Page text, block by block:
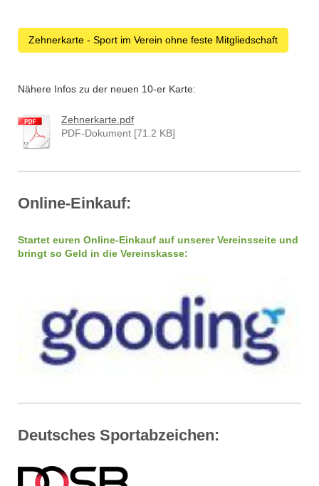
Zehnerkarte - Sport im Verein ohne feste Mitgliedschaft
Nähere Infos zu der neuen 10-er Karte:
Zehnerkarte.pdf
PDF-Dokument [71.2 KB]
Online-Einkauf:
Startet euren Online-Einkauf auf unserer Vereinsseite und
bringt so Geld in die Vereinskasse:
Deutsches Sportabzeichen: